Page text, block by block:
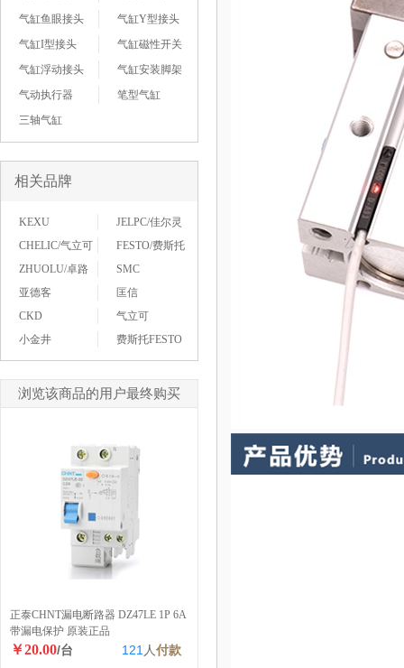
气缸鱼眼接头
气缸Y型接头
气缸I型接头
气缸磁性开关
气缸浮动接头
气缸安装脚架
气动执行器
笔型气缸
三轴气缸
相关品牌
KEXU
JELPC/佳尔灵
CHELIC/气立可
FESTO/费斯托
ZHUOLU/卓路
SMC
亚德客
匡信
CKD
气立可
小金井
费斯托FESTO
浏览该商品的用户最终购买
正泰CHNT漏电断路器 DZ47LE 1P 6A
带漏电保护 原装正品
￥20.00/台 121 人付款